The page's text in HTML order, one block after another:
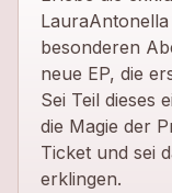
besonderen
neue EP, die
Sei Teil dieses
die Magie der
Ticket und sei
erklingen.